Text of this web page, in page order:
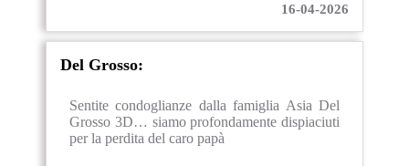
16-04-2026
Del Grosso:
Sentite condoglianze dalla famiglia Asia Del
Grosso 3D… siamo profondamente dispiaciuti
per la perdita del caro papà